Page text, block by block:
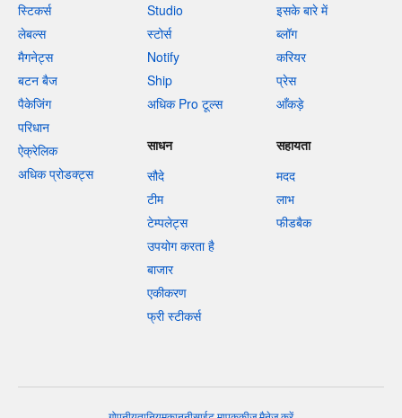
स्टिकर्स
लेबल्स
मैगनेट्स
बटन बैज
पैकेजिंग
परिधान
ऐक्रेलिक
अधिक प्रोडक्ट्स
Studio
स्टोर्स
Notify
Ship
अधिक Pro टूल्स
इसके बारे में
ब्लॉग
करियर
प्रेस
आँकड़े
साधन
सौदे
टीम
टेम्पलेट्स
उपयोग करता है
बाजार
एकीकरण
फ्री स्टीकर्स
सहायता
मदद
लाभ
फीडबैक